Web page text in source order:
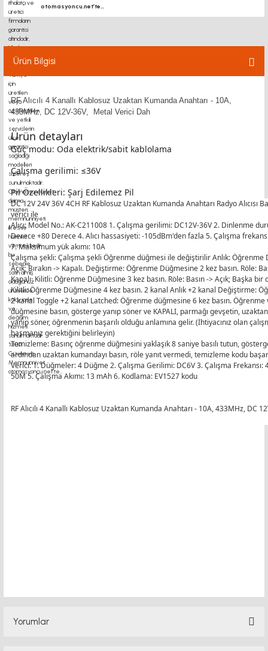
otomasyoncu.net’te...
Ürün Bilgisi
RF Alıcılı 4 Kanallı Kablosuz Uzaktan Kumanda Anahtarı - 10A,
433MHz, DC 12V-36V, Metal Verici Dah
Ürün detayları
Güç modu: Oda elektrik/sabit kablolama
Çalışma gerilimi: ≤36V
Pil Özellikleri: Şarj Edilemez Pil
DC 12V 24V 36V 4CH RF Kablosuz Uzaktan Kumanda Anahtarı Radyo
verici ile
Alıcı: Model No.: AK-C211008 1. Çalışma gerilimi: DC12V-36V 2. Dinlenme
Derece +80 Derece 4. Alıcı hassasiyeti: -105dBm'den fazla 5. Çalışma
7. Maksimum yük akımı: 10A
Çalışma şekli: Çalışma şekli Öğrenme düğmesi ile değiştirilir Anlık: Öğrenme
Açık; Bırakın -> Kapalı. Değiştirme: Öğrenme Düğmesine 2 kez basın. Röle:
Kapalı· Kilitli: Öğrenme Düğmesine 3 kez basın. Röle: Basın -> Açık; Başka
Kilitli: Öğrenme Düğmesine 4 kez basın. 2 kanal Anlık +2 kanal Değiştirme:
2 kanal Toggle +2 kanal Latched: Öğrenme düğmesine 6 kez basın.
düğmesine basın, gösterge yanıp söner ve KAPALI, parmağı gevşetin,
yanıp söner, öğrenmenin başarılı olduğu anlamına gelir. (İhtiyacınız olan
basmanız gerektiğini belirleyin)
Temizleme: Basınç öğrenme düğmesini yaklaşık 8 saniye basılı tutun,
ardından uzaktan kumandayı basın, röle yanıt vermedi, temizleme kodu
Verici: 1. Düğmeler: 4 Düğme 2. Çalışma Gerilimi: DC6V 3. Çalışma
50M 5. Çalışma Akımı: 13 mAh 6. Kodlama: EV1527 kodu
RF Alıcılı 4 Kanallı Kablosuz Uzaktan Kumanda Anahtarı - 10A, 433MHz, DC
Yorumlar